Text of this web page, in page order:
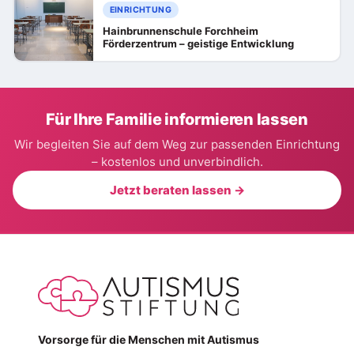
EINRICHTUNG
Hainbrunnenschule Forchheim
Förderzentrum – geistige Entwicklung
Für Ihre Familie informieren lassen
Wir begleiten Sie auf dem Weg zur passenden Einrichtung
– kostenlos und unverbindlich.
Jetzt beraten lassen →
Vorsorge für die Menschen mit Autismus